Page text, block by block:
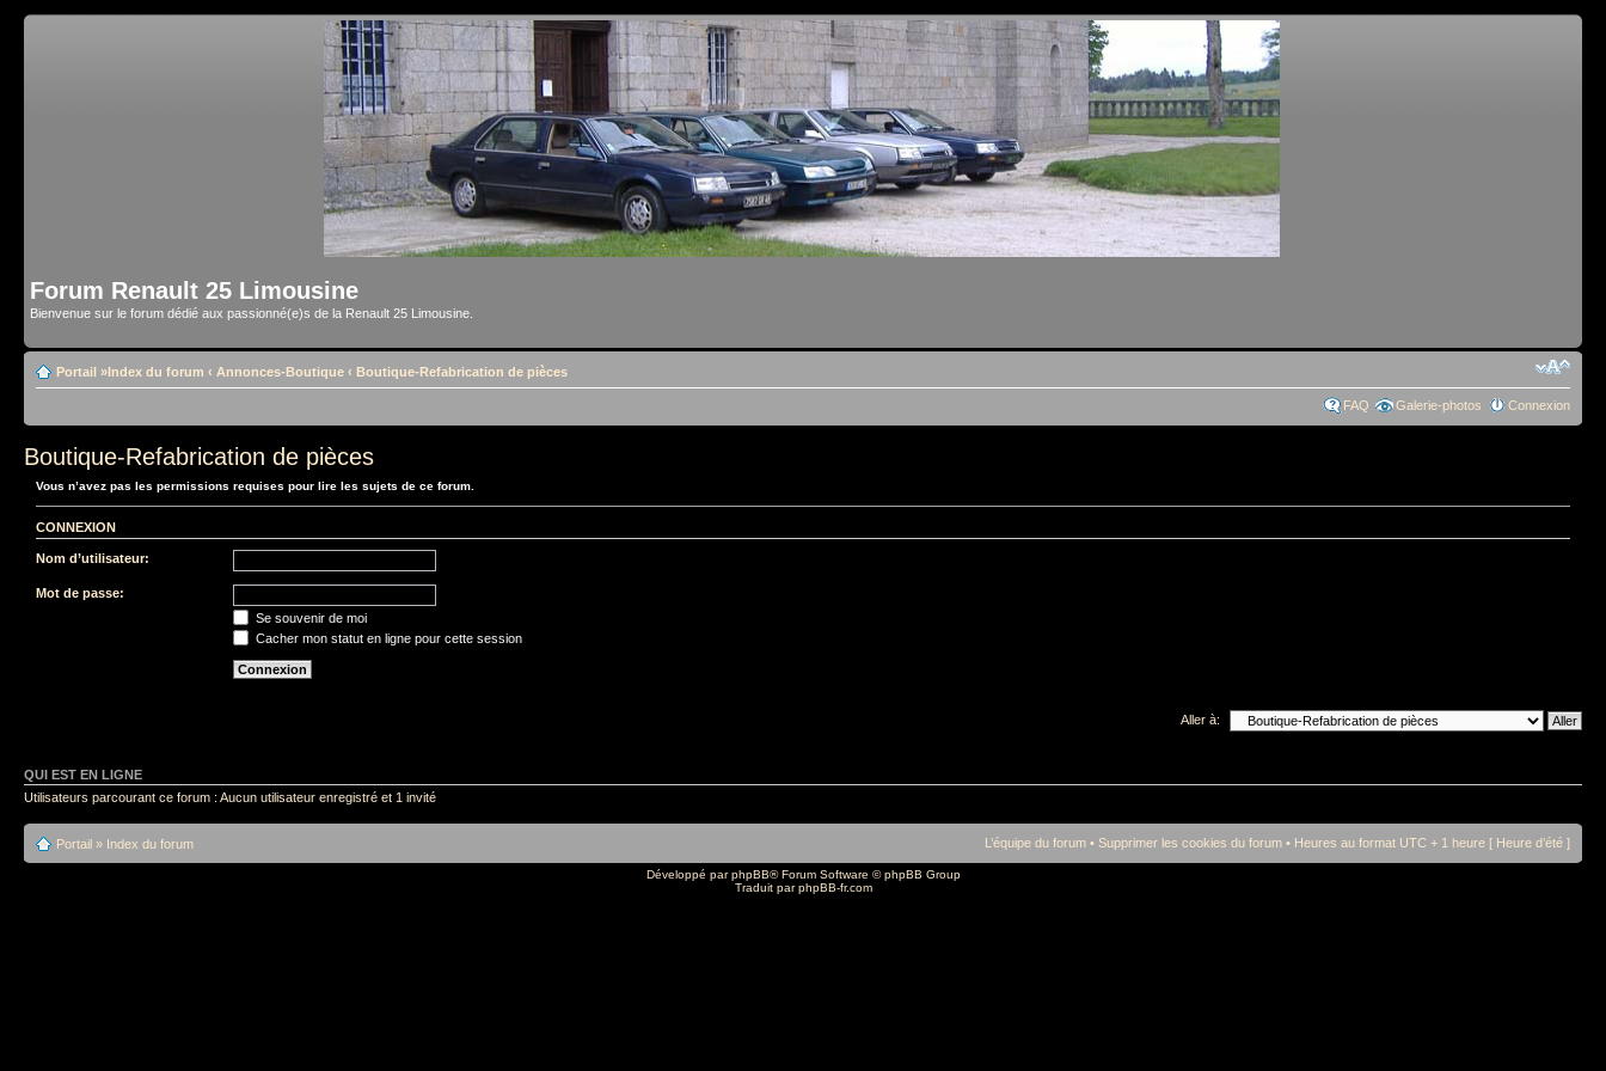
Forum Renault 25 Limousine
Bienvenue sur le forum dédié aux passionné(e)s de la Renault 25 Limousine.
Portail »Index du forum ‹ Annonces-Boutique ‹ Boutique-Refabrication de pièces
FAQ Galerie-photos Connexion
Boutique-Refabrication de pièces
Vous n’avez pas les permissions requises pour lire les sujets de ce forum.
CONNEXION
Nom d’utilisateur:
Mot de passe:
Se souvenir de moi
Cacher mon statut en ligne pour cette session
Aller à:
QUI EST EN LIGNE
Utilisateurs parcourant ce forum : Aucun utilisateur enregistré et 1 invité
Portail » Index du forum L’équipe du forum • Supprimer les cookies du forum • Heures au format UTC + 1 heure [ Heure d’été ]
Développé parphpBB® Forum Software © phpBB Group
Traduit parphpBB-fr.com